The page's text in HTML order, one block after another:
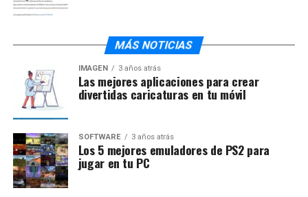
MÁS NOTICIAS
IMAGEN 3 años atrás
Las mejores aplicaciones para crear
divertidas caricaturas en tu móvil
SOFTWARE 3 años atrás
Los 5 mejores emuladores de PS2 para
jugar en tu PC